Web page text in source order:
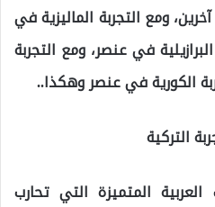
ومع التجربة الماليزية في
في عنصر، ومع التجربة
الكورية في عنصر وهكذا..
التركية
المتميزة التي تحارب